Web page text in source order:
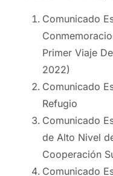
Comunicado
Primer Viaje
2022)
Comunicado
Refugio
Comunicado
de Alto Nivel
Cooperación
Comunicado